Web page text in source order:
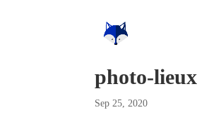
photo-lieux
Sep 25, 2020